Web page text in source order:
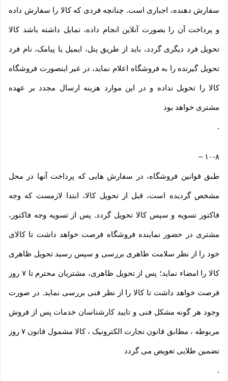
سفارش دهنده، اجباری است. چنانچه فردی که کالا را سفارش داده
و پرداخت آن را بصورت آنلاین انجام داده، تمایل داشته باشد کالا
تحویل فرد دیگری گردد، باید از طریق پنل، ایمیل یا پیامک، نام فرد
تحویل گیرنده را به فروشگاه اعلام نماید، در غیر اینصورت فروشگاه
کالا را تحویل نداده و در این موارد هزینه ارسال مجدد بر عهده
مشتری خواهد بود
.
۱۰-۸ –
طبق قوانین فروشگاه، در سفارش هایی که پرداخت آنها در محل
مشخص گردیده است، قبل از تحویل کالا، ابتدا لازمست که وجه
فاکتور تسویه و سپس کالا تحویل گردد. پس از تسویه وجه فاکتور،
مشتری در حضور نماینده فروشگاه فرصت خواهد داشت تا کالای
خود را از نظر سلامت ظاهری بررسی و سپس رسید تحویل ظاهری
کالا را امضاء نماید؛ پس از تحویل ظاهری، مشتریان محترم تا ۷ روز
فرصت خواهد داشت تا کالا را از نظر فنی بررسی نماید. در صورت
وجود هر گونه مشکل فنی و تایید کارشناسان خدمات پس از فروش
مربوطه ، مطابق قانون تجارت الکترونیک ، کالا مشمول قانون ۷ روز
تضمین طلایی تعویض می گردد
.